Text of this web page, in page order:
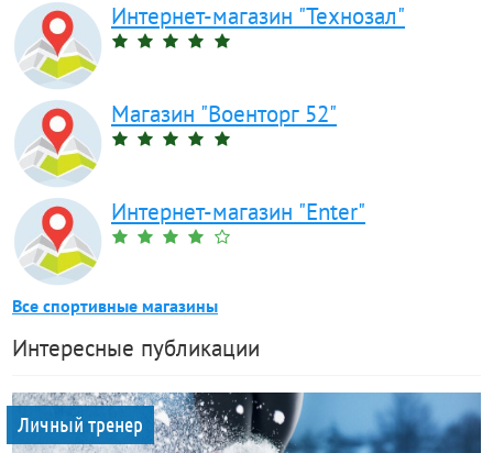
Интернет-магазин "Технозал"
Магазин "Военторг 52"
Интернет-магазин "Enter"
Все спортивные магазины
Интересные публикации
Личный тренер